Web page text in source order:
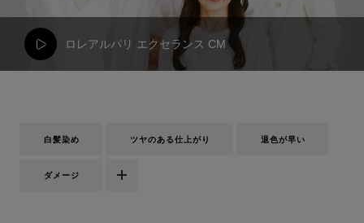
ロレアルパリ エクセランス CM
白髪染め ツヤのある仕上がり 退色が早い
ダメージ